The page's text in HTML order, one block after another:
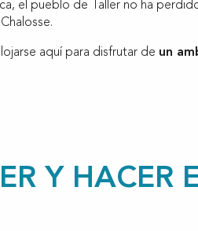
el pueblo de Taller no ha
aquí para disfrutar de un
Y HACER